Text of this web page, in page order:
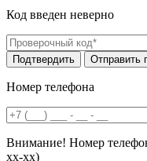
Код введен неверно
Номер телефона
Внимание! Номер
хх-хх)